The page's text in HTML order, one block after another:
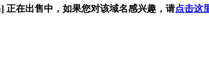
正在出售中，如果您对该域名感兴趣，请点击这